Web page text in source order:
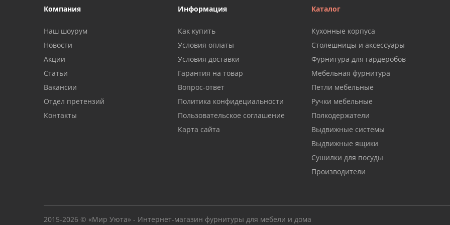
Компания
Наш шоурум
Новости
Акции
Статьи
Вакансии
Отдел претензий
Контакты
Информация
Как купить
Условия оплаты
Условия доставки
Гарантия на товар
Вопрос-ответ
Политика конфидециальности
Пользовательское соглашение
Карта сайта
Каталог
Кухонные корпуса
Столешницы и аксессуары
Фурнитура для гардеробов
Мебельная фурнитура
Петли мебельные
Ручки мебельные
Полкодержатели
Выдвижные системы
Выдвижные ящики
Сушилки для посуды
Производители
2015-2026 © «Мир Уюта» - Интернет-магазин фурнитуры для мебели и дома